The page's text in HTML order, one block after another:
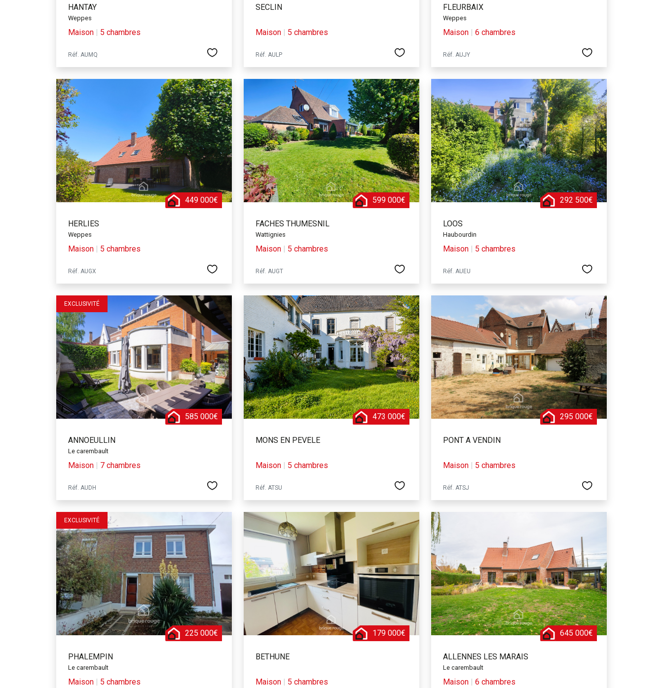
HANTAY
Weppes
Maison | 5 chambres
Réf. AUMQ
SECLIN
Maison | 5 chambres
Réf. AULP
FLEURBAIX
Weppes
Maison | 6 chambres
Réf. AUJY
449 000€
HERLIES
Weppes
Maison | 5 chambres
Réf. AUGX
599 000€
FACHES THUMESNIL
Wattignies
Maison | 5 chambres
Réf. AUGT
292 500€
LOOS
Haubourdin
Maison | 5 chambres
Réf. AUEU
EXCLUSIVITÉ
585 000€
ANNOEULLIN
Le carembault
Maison | 7 chambres
Réf. AUDH
473 000€
MONS EN PEVELE
Maison | 5 chambres
Réf. ATSU
295 000€
PONT A VENDIN
Maison | 5 chambres
Réf. ATSJ
EXCLUSIVITÉ
225 000€
PHALEMPIN
Le carembault
Maison | 5 chambres
179 000€
BETHUNE
Maison | 5 chambres
645 000€
ALLENNES LES MARAIS
Le carembault
Maison | 6 chambres